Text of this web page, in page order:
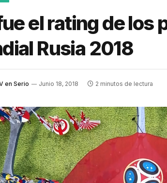
el rating de los
Rusia 2018
en Serio Junio 18, 2018 2 minutos de lectura